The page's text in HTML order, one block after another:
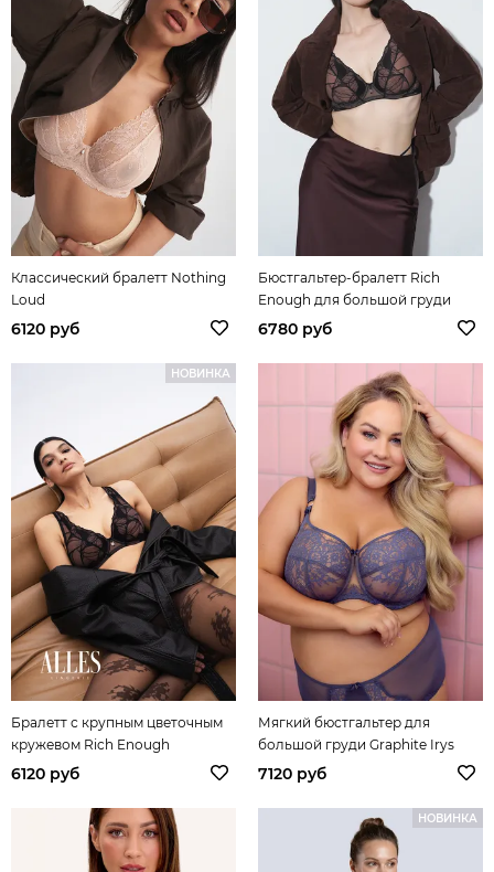
Классический бралетт Nothing
Loud
6120 руб
Бюстгальтер-бралетт Rich
Enough для большой груди
6780 руб
НОВИНКА
Бралетт с крупным цветочным
кружевом Rich Enough
6120 руб
Мягкий бюстгальтер для
большой груди Graphite Irys
7120 руб
НОВИНКА